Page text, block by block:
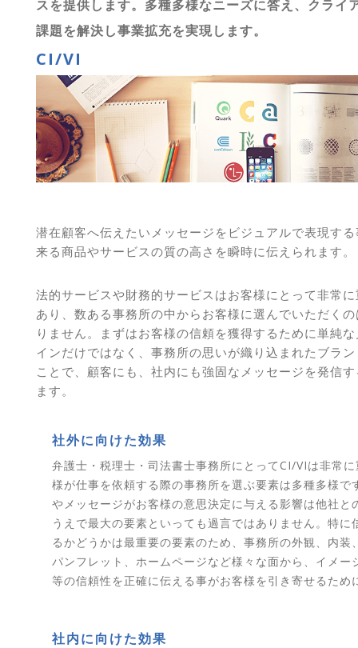
スを提供します。多種多様なニーズに答え、クライ
課題を解決し事業拡充を実現します。
CI/VI
潜在顧客へ伝えたいメッセージをビジュアルで表現す
来る商品やサービスの質の高さを瞬時に伝えられます。
法的サービスや財務的サービスはお客様にとって非常
あり、数ある事務所の中からお客様に選んでいただく
りません。まずはお客様の信頼を獲得するために単純
インだけではなく、事務所の思いが織り込まれたブラ
ことで、顧客にも、社内にも強固なメッセージを発信
ます。
社外に向けた効果
弁護士・税理士・司法書士事務所にとってCI/VIは非常
様が仕事を依頼する際の事務所を選ぶ要素は多種多様で
やメッセージがお客様の意思決定に与える影響は他社と
うえで最大の要素といっても過言ではありません。特に
るかどうかは最重要の要素のため、事務所の外観、内装
パンフレット、ホームページなど様々な面から、イメー
等の信頼性を正確に伝える事がお客様を引き寄せるため
社内に向けた効果